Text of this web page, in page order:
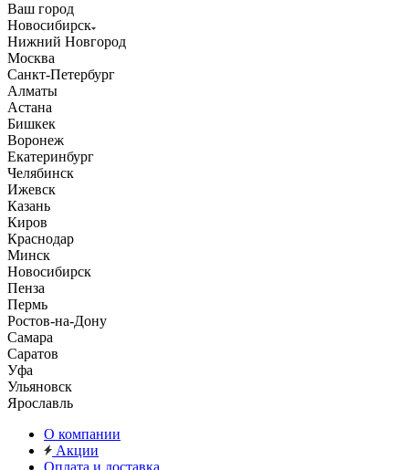
Ваш город
Новосибирск
Нижний Новгород
Москва
Санкт-Петербург
Алматы
Астана
Бишкек
Воронеж
Екатеринбург
Челябинск
Ижевск
Казань
Киров
Краснодар
Минск
Новосибирск
Пенза
Пермь
Ростов-на-Дону
Самара
Саратов
Уфа
Ульяновск
Ярославль
О компании
Акции
Оплата и доставка